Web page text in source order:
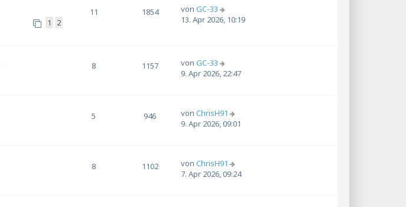
1 2
11 1854 von GC-33
13. Apr 2026, 10:19
8 1157 von GC-33
9. Apr 2026, 22:47
5 946 von ChrisH91
9. Apr 2026, 09:01
8 1102 von ChrisH91
7. Apr 2026, 09:24